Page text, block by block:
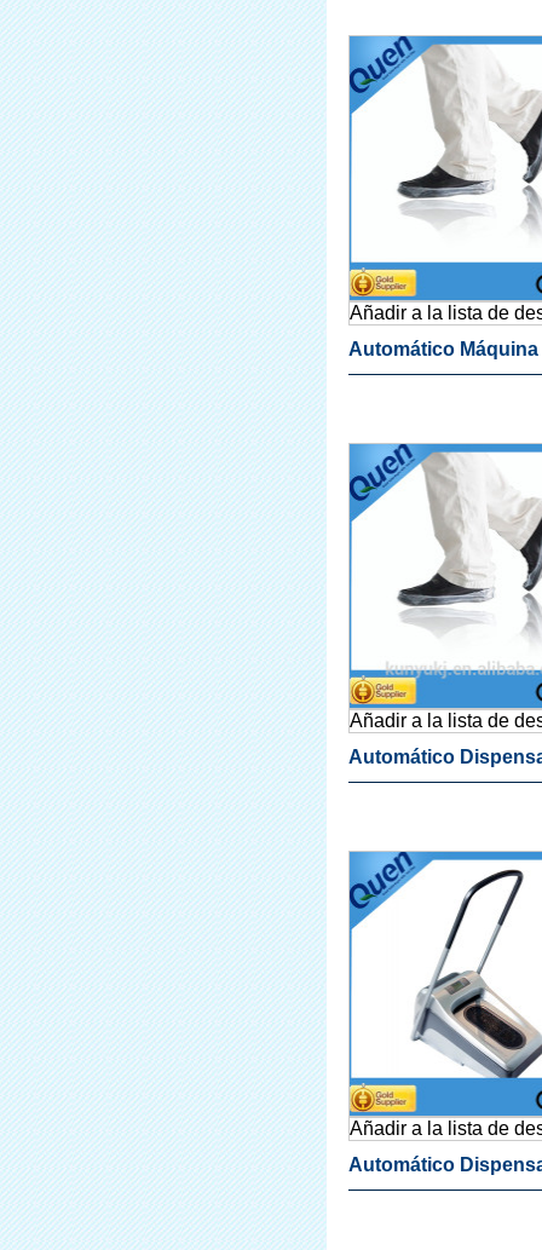
Acondicionamiento
Añadir a la lista de
Automático Máquina
Médica
Añadir a la lista de
Automático
Dental
Añadir a la lista de
Automático